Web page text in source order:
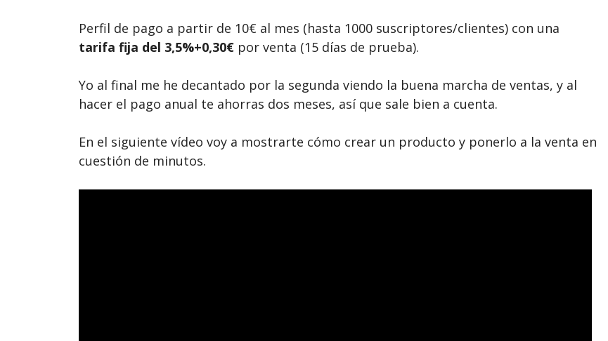
Perfil de pago a partir de 10€ al mes (hasta 1000 suscriptores/clientes) con una
tarifa fija del 3,5%+0,30€ por venta (15 días de prueba).
Yo al final me he decantado por la segunda viendo la buena marcha de ventas, y al
hacer el pago anual te ahorras dos meses, así que sale bien a cuenta.
En el siguiente vídeo voy a mostrarte cómo crear un producto y ponerlo a la venta en
cuestión de minutos.